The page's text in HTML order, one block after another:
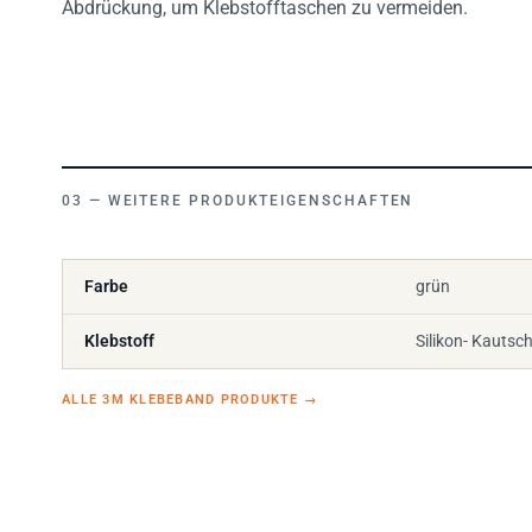
WEITERE PRODUKTEIGENSCHAFTEN
Farbe grün
Klebstoff Silikon-